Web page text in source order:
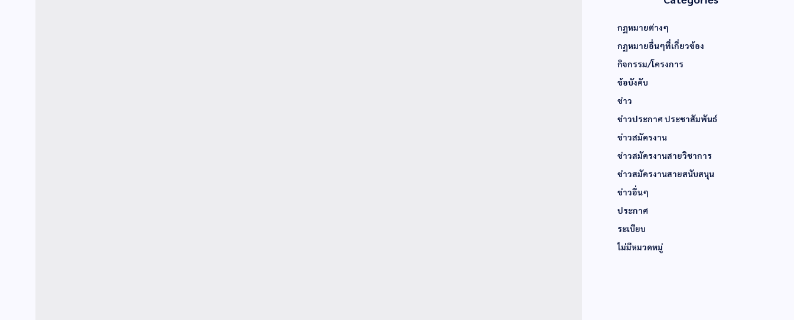
กฏหมายต่างๆ
กฏหมายอื่นๆที่เกี่ยวข้อง
กิจกรรม/โครงการ
ข้อบังคับ
ข่าว
ข่าวประกาศ ประชาสัมพันธ์
ข่าวสมัครงาน
ข่าวสมัครงานสายวิชาการ
ข่าวสมัครงานสายสนับสนุน
ข่าวอื่นๆ
ประกาศ
ระเบียบ
ไม่มีหมวดหมู่